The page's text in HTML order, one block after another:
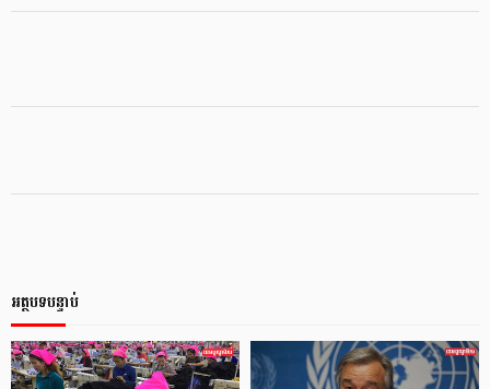
អត្ថបទបន្ទាប់